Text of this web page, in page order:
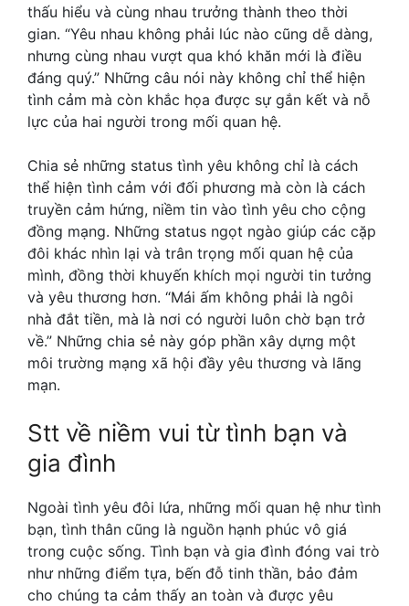
thấu hiểu và cùng nhau trưởng thành theo thời
gian. “Yêu nhau không phải lúc nào cũng dễ dàng,
nhưng cùng nhau vượt qua khó khăn mới là điều
đáng quý.” Những câu nói này không chỉ thể hiện
tình cảm mà còn khắc họa được sự gắn kết và nỗ
lực của hai người trong mối quan hệ.
Chia sẻ những status tình yêu không chỉ là cách
thể hiện tình cảm với đối phương mà còn là cách
truyền cảm hứng, niềm tin vào tình yêu cho cộng
đồng mạng. Những status ngọt ngào giúp các cặp
đôi khác nhìn lại và trân trọng mối quan hệ của
mình, đồng thời khuyến khích mọi người tin tưởng
và yêu thương hơn. “Mái ấm không phải là ngôi
nhà đắt tiền, mà là nơi có người luôn chờ bạn trở
về.” Những chia sẻ này góp phần xây dựng một
môi trường mạng xã hội đầy yêu thương và lãng
mạn.
Stt về niềm vui từ tình bạn và
gia đình
Ngoài tình yêu đôi lứa, những mối quan hệ như tình
bạn, tình thân cũng là nguồn hạnh phúc vô giá
trong cuộc sống. Tình bạn và gia đình đóng vai trò
như những điểm tựa, bến đỗ tinh thần, bảo đảm
cho chúng ta cảm thấy an toàn và được yêu